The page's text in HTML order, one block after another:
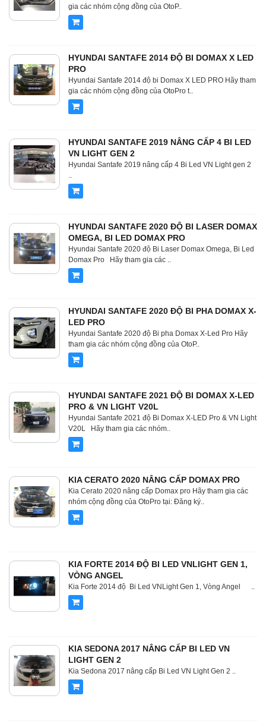
gia các nhóm cộng đồng của OtoP..
HYUNDAI SANTAFE 2014 ĐỘ BI DOMAX X LED
PRO
Hyundai Santafe 2014 độ bi Domax X LED PRO Hãy tham
gia các nhóm cộng đồng của OtoPro t..
HYUNDAI SANTAFE 2019 NÂNG CẤP 4 BI LED
VN LIGHT GEN 2
Hyundai Santafe 2019 nâng cấp 4 Bi Led VN Light gen 2
..
HYUNDAI SANTAFE 2020 ĐỘ BI LASER DOMAX
OMEGA, BI LED DOMAX PRO
Hyundai Santafe 2020 độ Bi Laser Domax Omega, Bi Led
Domax Pro Hãy tham gia các ..
HYUNDAI SANTAFE 2020 ĐỘ BI PHA DOMAX X-
LED PRO
Hyundai Santafe 2020 độ Bi pha Domax X-Led Pro Hãy
tham gia các nhóm cộng đồng của OtoP..
HYUNDAI SANTAFE 2021 ĐỘ BI DOMAX X-LED
PRO & VN LIGHT V20L
Hyundai Santafe 2021 độ Bi Domax X-LED Pro & VN Light
V20L Hãy tham gia các nhóm..
KIA CERATO 2020 NÂNG CẤP DOMAX PRO
Kia Cerato 2020 nâng cấp Domax pro Hãy tham gia các
nhóm cộng đồng của OtoPro tại: Đăng ký..
KIA FORTE 2014 ĐỘ BI LED VNLIGHT GEN 1,
VÒNG ANGEL
Kia Forte 2014 độ Bi Led VNLight Gen 1, Vòng Angel ..
KIA SEDONA 2017 NÂNG CẤP BI LED VN
LIGHT GEN 2
Kia Sedona 2017 nâng cấp Bi Led VN Light Gen 2 ..